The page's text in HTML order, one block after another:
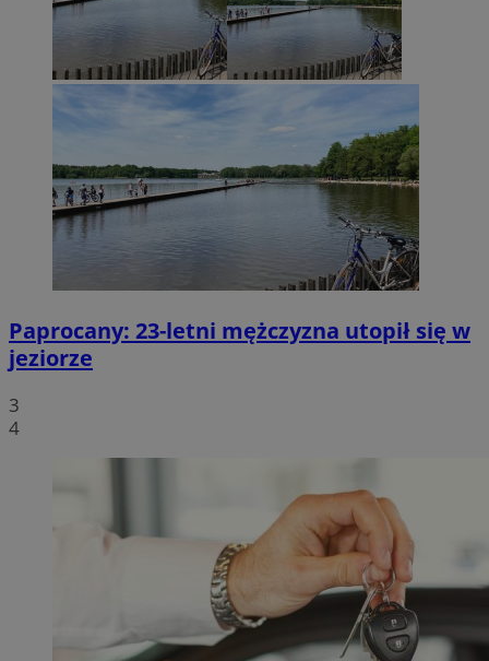
Paprocany: 23-letni mężczyzna utopił się w
jeziorze
3
4